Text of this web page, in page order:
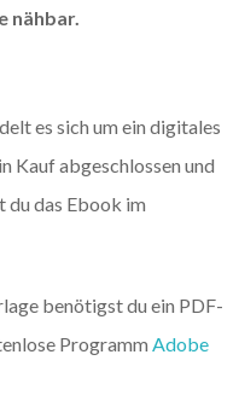
nähbar.
es sich um ein digitales
Kauf abgeschlossen und
du das Ebook im
benötigst du ein PDF-
ProgrammAdobe